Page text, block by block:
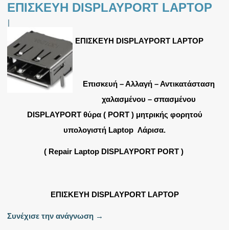
ΕΠΙΣΚΕΥΗ DISPLAYPORT LAPTOP
|
ΕΠΙΣΚΕΥΗ DISPLAYPORT LAPTOP
Επισκευή – Αλλαγή – Αντικατάσταση
χαλασμένου – σπασμένου
DISPLAYPORT θύρα ( PORT ) μητρικής φορητού
υπολογιστή Laptop Λάρισα.
( Repair Laptop DISPLAYPORT PORT )
ΕΠΙΣΚΕΥΗ DISPLAYPORT LAPTOP
Συνέχισε την ανάγνωση →